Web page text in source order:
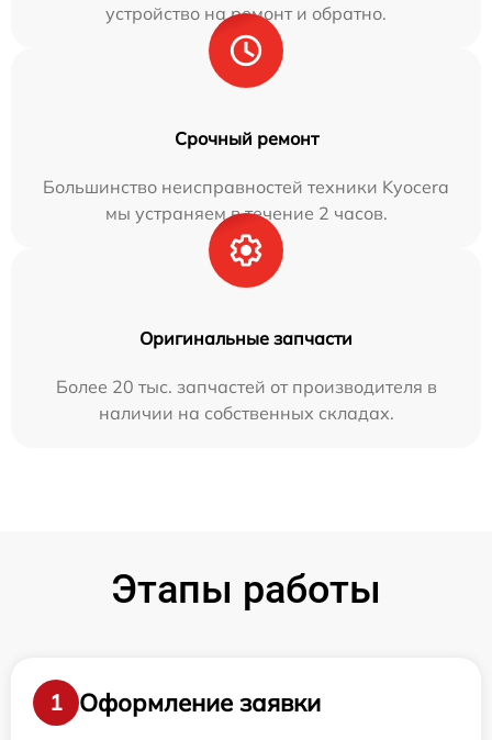
устройство на ремонт и обратно.
Срочный ремонт
Большинство неисправностей техники Kyocera
мы устраняем в течение 2 часов.
Оригинальные запчасти
Более 20 тыс. запчастей от производителя в
наличии на собственных складах.
Этапы работы
1
Оформление заявки